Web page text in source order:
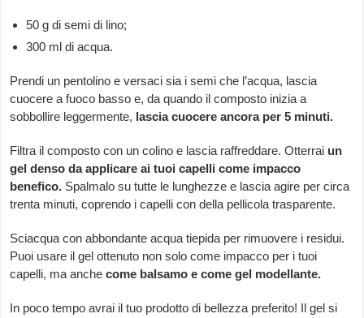
50 g di semi di lino;
300 ml di acqua.
Prendi un pentolino e versaci sia i semi che l’acqua, lascia
cuocere a fuoco basso e, da quando il composto inizia a
sobbollire leggermente, lascia cuocere ancora per 5 minuti.
Filtra il composto con un colino e lascia raffreddare. Otterrai un
gel denso da applicare ai tuoi capelli come impacco
benefico. Spalmalo su tutte le lunghezze e lascia agire per circa
trenta minuti, coprendo i capelli con della pellicola trasparente.
Sciacqua con abbondante acqua tiepida per rimuovere i residui.
Puoi usare il gel ottenuto non solo come impacco per i tuoi
capelli, ma anchecome balsamo e come gel modellante.
In poco tempo avrai il tuo prodotto di bellezza preferito! Il gel si